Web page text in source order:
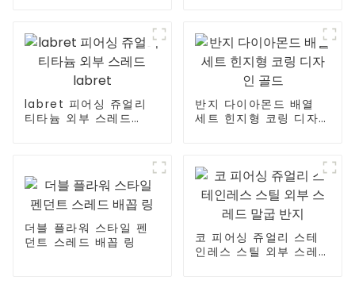
labret 피어싱 쥬얼리
티타늄 외부 스레드
반지 다이아몬드 배열
세트 힌지형 코링 디자
더블 플라워 스타일 펜
던트 스레드 배꼽 링
코 피어싱 쥬얼리 스테
인레스 스틸 외부 스레